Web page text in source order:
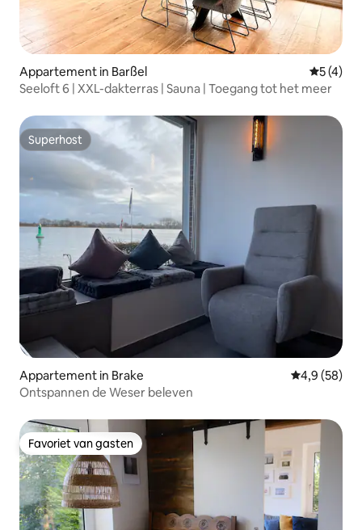
Appartement in Barßel
5 (4)
Seeloft 6 | XXL-dakterras | Sauna | Toegang tot het meer
Superhost
Superhost
Appartement in Brake Gemiddelde
4,9 (58)
Ontspannen de Weser beleven
Favoriet van gasten
Favoriet van gasten